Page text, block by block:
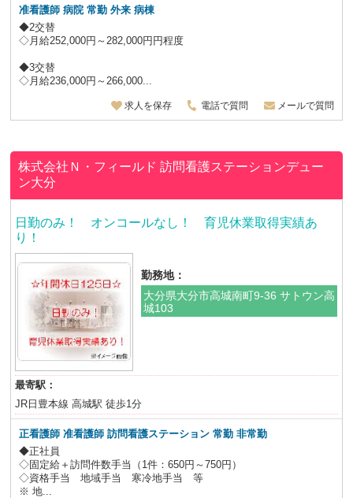
准看護師 病院 常勤 外来 病棟
◆2交替
◇月給252,000円～282,000円円程度
◆3交替
◇月給236,000円～266,000...
求人を保存 電話で質問 メールで質問
株式会社Ｎ・フィールド訪問看護ステーションデュー
ン大分
日勤のみ！ オンコールなし！ 育児休業取得実績あ
り！
勤務地：
大分県大分市高城南町9-36 サトウン高
城103
最寄駅：
JR日豊本線 高城駅 徒歩1分
正看護師 准看護師 訪問看護ステーション 常勤 非常勤
◆正社員
◇固定給＋訪問件数手当（1件：650円～750円）
◇資格手当 地域手当 寒冷地手当 等
※ 地...